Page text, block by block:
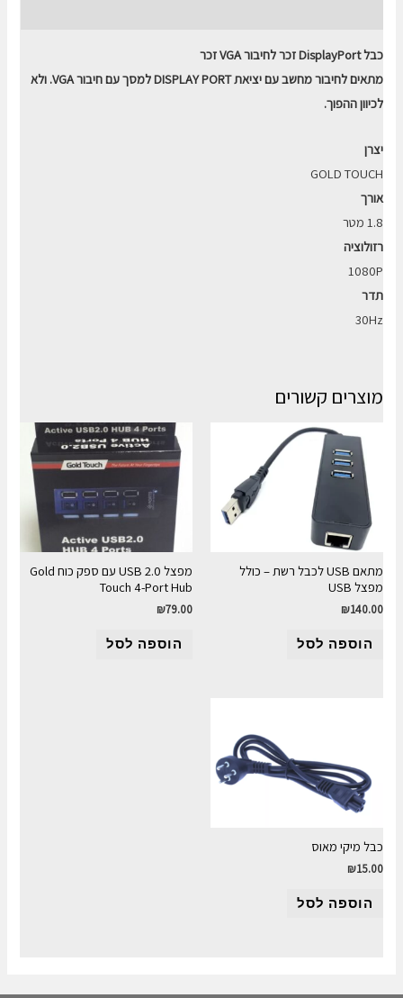
כבל DisplayPort זכר לחיבור VGA זכר
מתאים לחיבור מחשב עם יציאת DISPLAY PORT למסך עם חיבור VGA. ולא
לכיוון ההפוך.
יצרן
GOLD TOUCH
אורך
1.8 מטר
רזולוציה
1080P
תדר
30Hz
מוצרים קשורים
מתאם USB לכבל רשת – כולל
מפצל USB
₪140.00
הוספה לסל
מפצל USB 2.0 עם ספק כוח Gold
Touch 4-Port Hub
₪79.00
הוספה לסל
כבל מיקי מאוס
₪15.00
הוספה לסל